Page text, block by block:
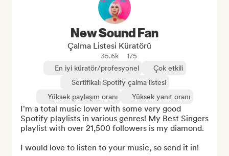
New Sound Fan
Çalma Listesi Küratörü
35.6k
175
En iyi küratör/profesyonel
Çok etkili
Sertifikalı Spotify çalma listesi
Yüksek paylaşım oranı
Yüksek yanıt oranı
I'm a total music lover with some very good
Spotify playlists in various genres! My Best Singers
playlist with over 21,500 followers is my diamond.
I would love to listen to your music, so send it in!